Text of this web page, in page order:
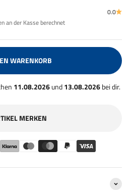
an der Kasse berechnet
0.0
WARENKORB
11.08.2026und13.08.2026bei dir.
MERKEN